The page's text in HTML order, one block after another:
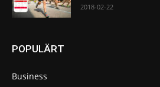
2018-02-22
POPULÄRT
Business